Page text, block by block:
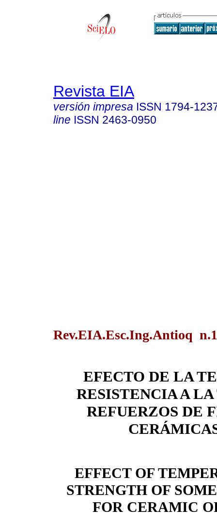
Revista EIA
versión impresa ISSN 1794-
line ISSN 2463-0950
Rev.EIA.Esc.Ing.Antioq
EFECTO DE LA
RESISTENCIA A
REFUERZOS DE
EFFECT OF
STRENGTH OF
FOR CERAMIC